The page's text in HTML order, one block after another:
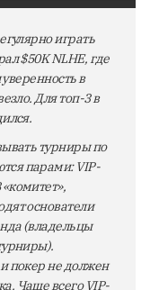
играть
$50K NLHE, где
в
Для топ-3 в
турниры по
парами: VIP-
основатели
(владельцы
покер не должен
Чаще всего VIP-